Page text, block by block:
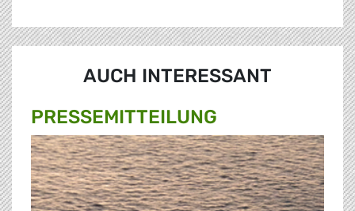
AUCH INTERESSANT
PRESSE­MITTEILUNG